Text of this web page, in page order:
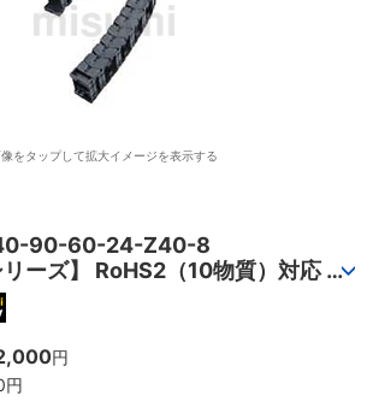
をタップして拡大イメージを表示する
90-60-24-Z40-8
リーズ】 RoHS2（10物質）対応 ケ
発塵・低騒音タイプ
円
円